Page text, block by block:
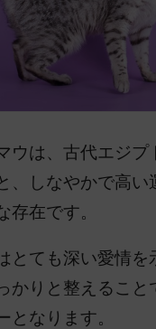
ウは、古代エジプ
、しなやかで高い
存在です。
とても深い愛情を
かりと整えること
となります。